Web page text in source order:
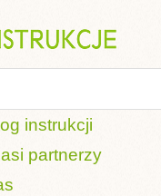
instrukcji
partnerzy